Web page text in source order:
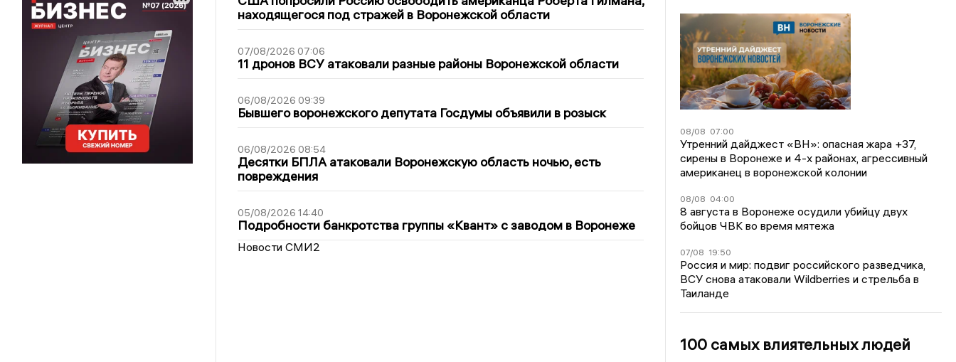
находящегося под стражей в Воронежской области
07/08/2026 07:06
11 дронов ВСУ атаковали разные районы Воронежской области
06/08/2026 09:39
Бывшего воронежского депутата Госдумы объявили в розыск
06/08/2026 08:54
Десятки БПЛА атаковали Воронежскую область ночью, есть
повреждения
05/08/2026 14:40
Подробности банкротства группы «Квант» с заводом в Воронеже
Новости СМИ2
08/08 07:00
Утренний дайджест «ВН»: опасная жара +37,
сирены в Воронеже и 4-х районах, агрессивный
американец в воронежской колонии
08/08 04:00
8 августа в Воронеже осудили убийцу двух
бойцов ЧВК во время мятежа
07/08 19:50
Россия и мир: подвиг российского разведчика,
ВСУ снова атаковали Wildberries и стрельба в
Таиланде
100 самых влиятельных людей